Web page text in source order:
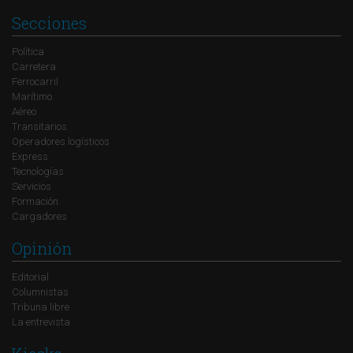
Secciones
Política
Carretera
Ferrocarril
Marítimo
Aéreo
Transitarios
Operadores logísticos
Express
Tecnologías
Servicios
Formación
Cargadores
Opinión
Editorial
Columnistas
Tribuna libre
La entrevista